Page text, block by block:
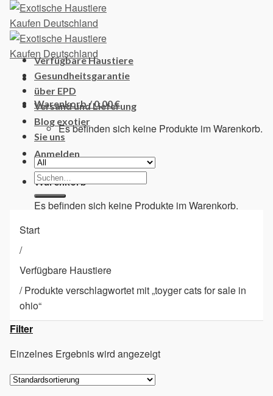
Skip
content
Warenkorb /0,00€
Es befinden sich keine Produkte im Warenkorb.
Anmelden
Warenkorb
Es befinden sich keine Produkte im Warenkorb.
Verfügbare Haustiere
Gesundheitsgarantie
über EPD
Versand und Lieferung
Blog exotier
Sie uns
Suchen
nach:
Start
/
Verfügbare Haustiere
/Produkte verschlagwortet mit „toyger cats for sale in
ohio“
Filter
Einzelnes Ergebnis wird angezeigt